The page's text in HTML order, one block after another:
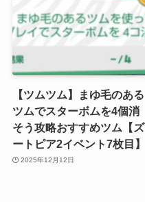
【ツムツム】まゆ毛のある
ツムでスターボムを4個消
そう攻略おすすめツム【ズ
ートピア2イベント7枚目】
2025年12月12日